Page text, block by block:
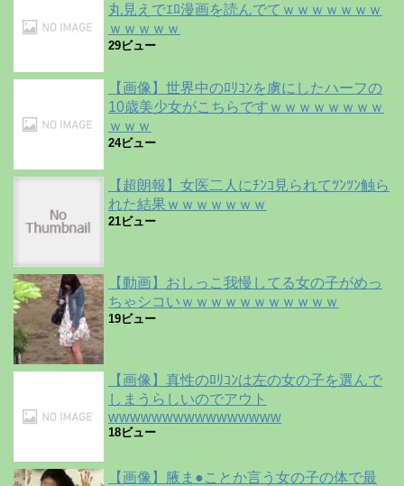
丸見えでｴﾛ漫画を読んでてｗｗｗｗｗｗｗ
ｗｗｗｗｗ
29ビュー
【画像】世界中のﾛﾘｺﾝを虜にしたハーフの
10歳美少女がこちらですｗｗｗｗｗｗｗｗ
ｗｗｗ
24ビュー
【超朗報】女医二人にﾁﾝｺ見られてﾂﾝﾂﾝ触ら
れた結果ｗｗｗｗｗｗｗ
21ビュー
【動画】おしっこ我慢してる女の子がめっ
ちゃシコいｗｗｗｗｗｗｗｗｗｗｗ
19ビュー
【画像】真性のﾛﾘｺﾝは左の女の子を選んで
しまうらしいのでアウト
wwwwwwwwwwwwwwww
18ビュー
【画像】腋ま●ことか言う女の子の体で最